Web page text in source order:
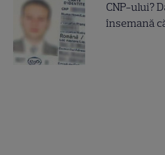
CNP-ului?
însemană